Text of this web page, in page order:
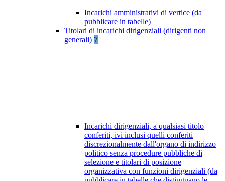
Incarichi amministrativi di vertice (da
pubblicare in tabelle)
Titolari di incarichi dirigenziali (dirigenti non
generali) 7
Incarichi dirigenziali, a qualsiasi titolo
conferiti, ivi inclusi quelli conferiti
discrezionalmente dall'organo di indirizzo
politico senza procedure pubbliche di
selezione e titolari di posizione
organizzativa con funzioni dirigenziali (da